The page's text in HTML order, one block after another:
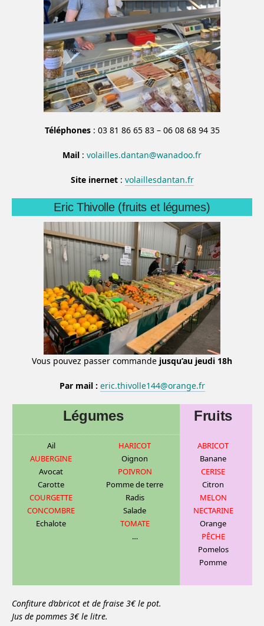
Téléphones: 03 81 86 65 83 – 06 08 68 94 35
Mail : volailles.dantan@wanadoo.fr
Site inernet: volaillesdantan.fr
Eric Thivolle (fruits et légumes)
Vous pouvez passer commande jusqu’au jeudi 18h
Par mail : eric.thivolle144@orange.fr
Légumes Fruits
Ail
AUBERGINE
Avocat
Carotte
COURGETTE
CONCOMBRE
Echalote
HARICOT
Oignon
POIVRON
Pomme de terre
Radis
Salade
TOMATE
…
ABRICOT
Banane
CERISE
Citron
MELON
NECTARINE
Orange
PÊCHE
Pomelos
Pomme
Confiture d’abricot et de fraise 3€ le pot.
Jus de pommes 3€ le litre.